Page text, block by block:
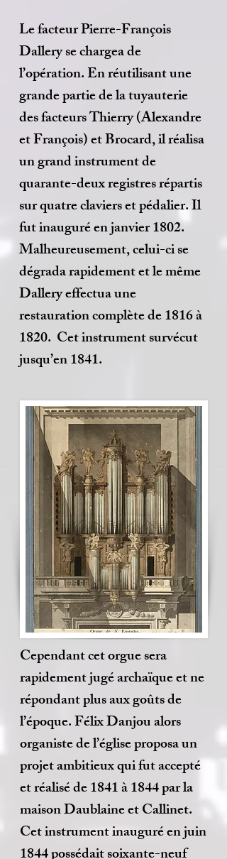
Le facteur Pierre-François
Dallery se chargea de
l’opération. En réutilisant une
grande partie de la tuyauterie
des facteurs Thierry (Alexandre
et François) et Brocard, il réalisa
un grand instrument de
quarante-deux registres répartis
sur quatre claviers et pédalier. Il
fut inauguré en janvier 1802.
Malheureusement, celui-ci se
dégrada rapidement et le même
Dallery effectua une
restauration complète de 1816 à
1820. Cet instrument survécut
jusqu’en 1841.
Cependant cet orgue sera
rapidement jugé archaïque et ne
répondant plus aux goûts de
l’époque. Félix Danjou alors
organiste de l’église proposa un
projet ambitieux qui fut accepté
et réalisé de 1841 à 1844 par la
maison Daublaine et Callinet.
Cet instrument inauguré en juin